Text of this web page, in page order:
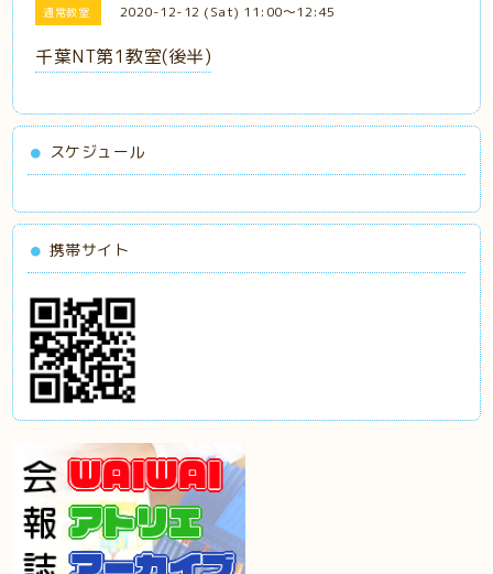
通常教室 2020-12-12 (Sat) 11:00～12:45
千葉NT第1教室(後半)
スケジュール
携帯サイト